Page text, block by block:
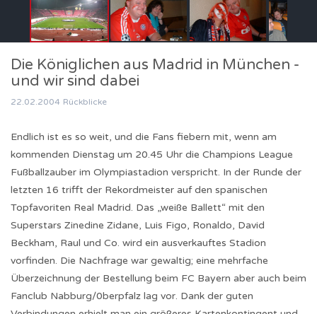
Die Königlichen aus Madrid in München -
und wir sind dabei
22.02.2004 Rückblicke
Endlich ist es so weit, und die Fans fiebern mit, wenn am
kommenden Dienstag um 20.45 Uhr die Champions League
Fußballzauber im Olympiastadion verspricht. In der Runde der
letzten 16 trifft der Rekordmeister auf den spanischen
Topfavoriten Real Madrid. Das „weiße Ballett“ mit den
Superstars Zinedine Zidane, Luis Figo, Ronaldo, David
Beckham, Raul und Co. wird ein ausverkauftes Stadion
vorfinden. Die Nachfrage war gewaltig; eine mehrfache
Überzeichnung der Bestellung beim FC Bayern aber auch beim
Fanclub Nabburg/0berpfalz lag vor. Dank der guten